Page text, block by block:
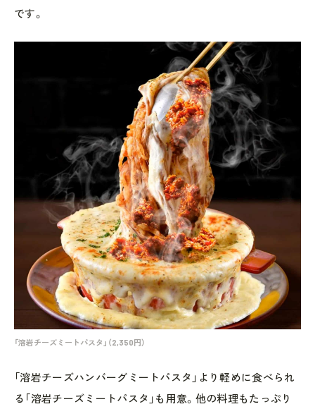
です。
「溶岩チーズミートパスタ」（2,350円）
「溶岩チーズハンバーグミートパスタ」より軽めに食べられ
る「溶岩チーズミートパスタ」も用意。他の料理もたっぷり